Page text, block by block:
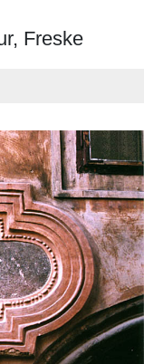
Freske